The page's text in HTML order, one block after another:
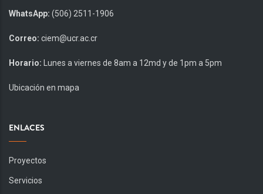
WhatsApp: (506) 2511-1906
Correo: ciem@ucr.ac.cr
Horario: Lunes a viernes de 8am a 12md y de 1pm a 5pm
Ubicación en mapa
ENLACES
Proyectos
Servicios